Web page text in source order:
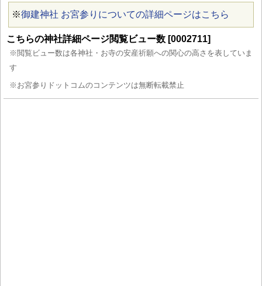
※御建神社 お宮参りについての詳細ページはこちら
こちらの神社詳細ページ閲覧ビュー数 [0002711]
※閲覧ビュー数は各神社・お寺の安産祈願への関心の高さを表していま
す
※お宮参りドットコムのコンテンツは無断転載禁止